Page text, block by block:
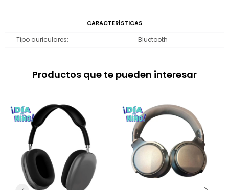
CARACTERÍSTICAS
Tipo auriculares Bluetooth
Productos que te pueden interesar